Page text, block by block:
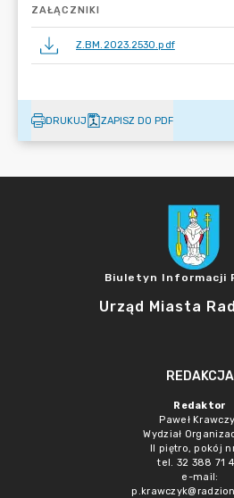
ZAŁĄCZNIKI
Z.BM.2023.2530.pdf
DRUKUJ ZAPISZ DO PDF
Biuletyn Informacji
Urząd Miasta
REDAKCJA
Redaktor
Paweł
Wydział
II piętro, pokój
tel. 32 388 71
e-mail: